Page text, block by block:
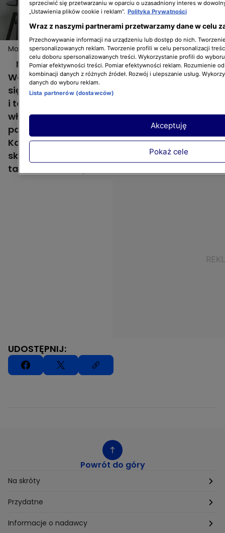
Martyna i Mikołaj szukają mieszkania w Poznaniu
Martyna i Mikołaj poznali się 3 lata temu w
Warszawie. Rok temu para przeprowadziła
się do Poznania, rodzinnego miasta Mikołaja
i to tutaj postanowili kupić swoje pierwsze,
własne mieszkanie. Ich marzenie to trzy
pokoje w zrewitalizowanej kamienicy.
Kochają wysokie sufity, kaflowe piece i stare,
skrzypiące, drewniane podłogi, a w Poznaniu
takich nie brakuje.
UDOSTĘPNIJ:
Powrót do góry
Na skróty
Etyka
Supplier Diversity
Przydatne
Biuro Prasowe
Informacje o nadawcy
sprzeciwić się przetwarzaniu w oparciu o uzasadniony interes w
„Ustawienia plików cookie i reklam”. Polityka Prywatności
Wraz z naszymi partnerami przetwarzamy dane w celu
Przechowywanie informacji na urządzeniu lub dostęp do nich.
spersonalizowanych reklam. Tworzenie profili w celu personalizacji
celu doboru spersonalizowanych treści. Wykorzystanie profili do
Pomiar efektywności treści. Pomiar efektywności reklam. Rozumienie
kombinacji danych z różnych źródeł. Rozwój i ulepszanie usług.
danych do wyboru reklam.
Lista partnerów (dostawców)
Pokaż cele
Akceptuję